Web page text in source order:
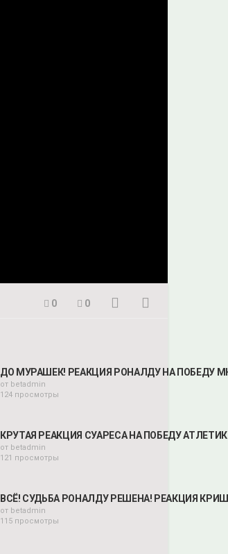
0 0
ДО МУРАШЕК! РЕАКЦИЯ РОНАЛДУ НА ПОБЕДУ
от betadmin
124 просмотры
КРУТАЯ РЕАКЦИЯ СУАРЕСА НА ПОБЕДУ
от betadmin
121 просмотры
ВСË! СУДЬБА РОНАЛДУ РЕШЕНА! РЕАКЦИЯ
от betadmin
115 просмотры